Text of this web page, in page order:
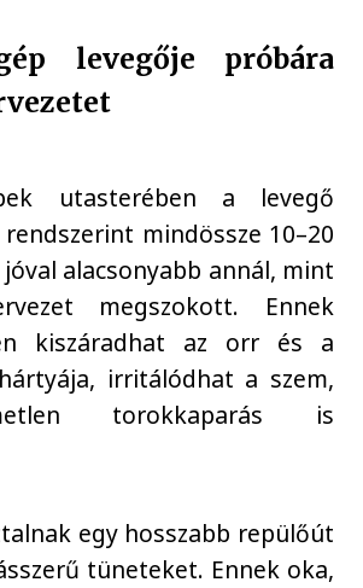
levegője próbára
utasterében a levegő
mindössze 10–20
alacsonyabb annál, mint
megszokott. Ennek
kiszáradhat az orr és a
irritálódhat a szem,
torokkaparás is
egy hosszabb repülőút
tüneteket. Ennek oka,